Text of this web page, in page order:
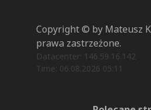
Copyright © by Mateusz
prawa zastrzeżone.
Datacenter: 146.59.16.142
Time: 06.08.2026 05:11